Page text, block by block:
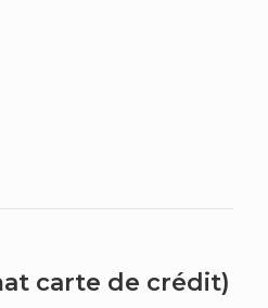
carte de crédit)